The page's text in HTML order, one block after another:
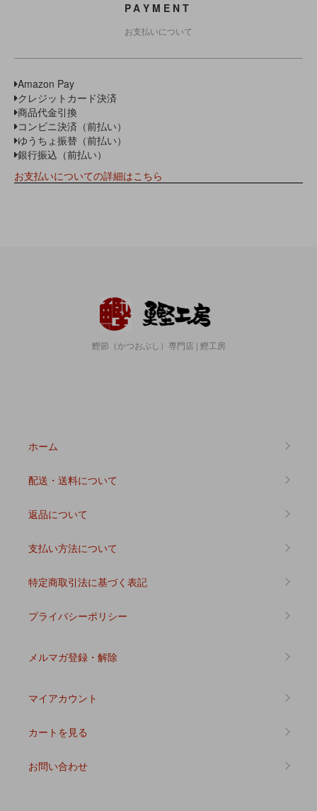
PAYMENT
お支払いについて
Amazon Pay
クレジットカード決済
商品代金引換
コンビニ決済（前払い）
ゆうちょ振替（前払い）
銀行振込（前払い）
お支払いについての詳細はこちら
鰹節（かつおぶし）専門店 | 鰹工房
ホーム
配送・送料について
返品について
支払い方法について
特定商取引法に基づく表記
プライバシーポリシー
メルマガ登録・解除
マイアカウント
カートを見る
お問い合わせ